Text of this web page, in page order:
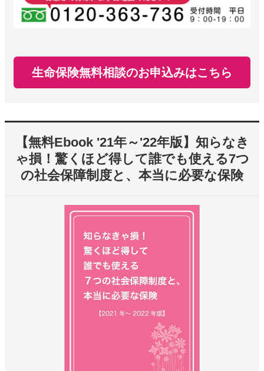
生命保険無料相談のお申込みはこちら
【無料Ebook '21年～'22年版】知らなき
ゃ損！驚くほど得して誰でも使える7つ
の社会保障制度と、本当に必要な保険